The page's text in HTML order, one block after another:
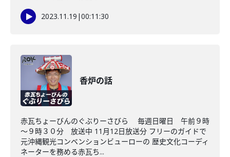
2023.11.19 |00:11:30
香炉の話
赤瓦ちょーびんのぐぶりーさびら 毎週日曜日 午前９時
～９時３０分 放送中 11月12日放送分 フリーのガイドで
元沖縄観光コンベンションビューローの 歴史文化コーディ
ネーターを務める赤瓦ち...